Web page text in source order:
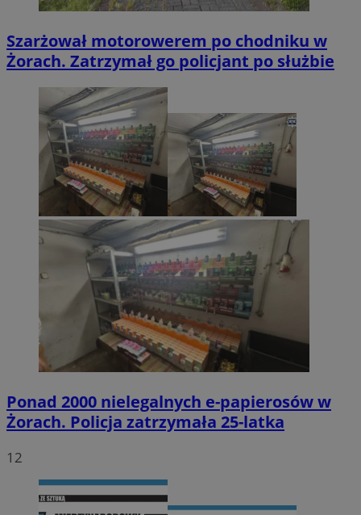
Szarżował motorowerem po chodniku w
Żorach. Zatrzymał go policjant po służbie
Ponad 2000 nielegalnych e-papierosów w
Żorach. Policja zatrzymała 25-latka
12